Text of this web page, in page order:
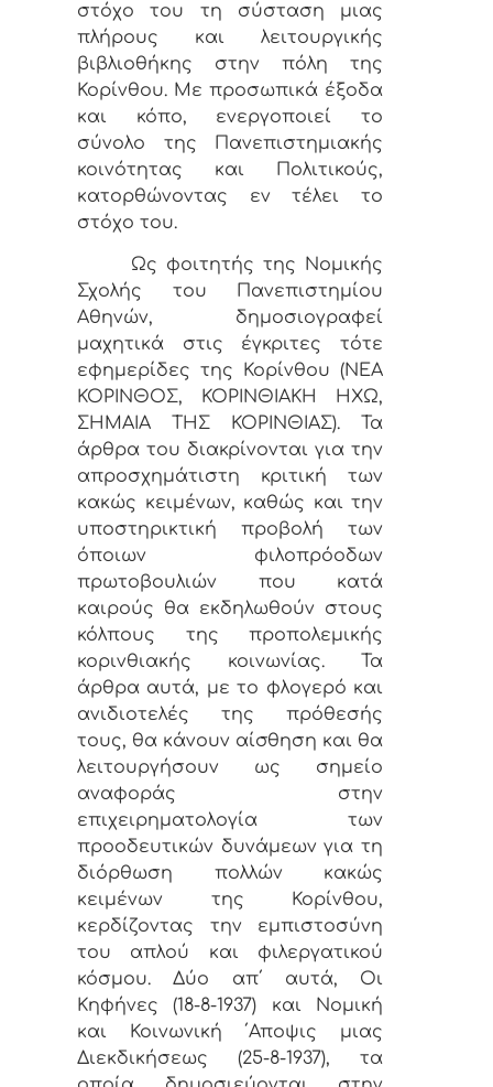
στόχο του τη σύσταση μιας
πλήρους και λειτουργικής
βιβλιοθήκης στην πόλη της
Κορίνθου. Με προσωπικά έξοδα
και κόπο, ενεργοποιεί το
σύνολο της Πανεπιστημιακής
κοινότητας και Πολιτικούς,
κατορθώνοντας εν τέλει το
στόχο του.
Ως φοιτητής της Νομικής
Σχολής του Πανεπιστημίου
Αθηνών, δημοσιογραφεί
μαχητικά στις έγκριτες τότε
εφημερίδες της Κορίνθου (ΝΕΑ
ΚΟΡΙΝΘΟΣ, ΚΟΡΙΝΘΙΑΚΗ ΗΧΩ,
ΣΗΜΑΙΑ ΤΗΣ ΚΟΡΙΝΘΙΑΣ). Τα
άρθρα του διακρίνονται για την
απροσχημάτιστη κριτική των
κακώς κειμένων, καθώς και την
υποστηρικτική προβολή των
όποιων φιλοπρόοδων
πρωτοβουλιών που κατά
καιρούς θα εκδηλωθούν στους
κόλπους της προπολεμικής
κορινθιακής κοινωνίας. Τα
άρθρα αυτά, με το φλογερό και
ανιδιοτελές της πρόθεσής
τους, θα κάνουν αίσθηση και θα
λειτουργήσουν ως σημείο
αναφοράς στην
επιχειρηματολογία των
προοδευτικών δυνάμεων για τη
διόρθωση πολλών κακώς
κειμένων της Κορίνθου,
κερδίζοντας την εμπιστοσύνη
του απλού και φιλεργατικού
κόσμου. Δύο απ΄ αυτά, Οι
Κηφήνες (18-8-1937) και Νομική
και Κοινωνική ΄Αποψις μιας
Διεκδικήσεως (25-8-1937), τα